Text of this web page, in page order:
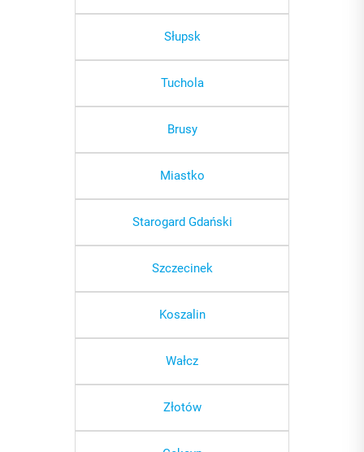
Słupsk
Tuchola
Brusy
Miastko
Starogard Gdański
Szczecinek
Koszalin
Wałcz
Złotów